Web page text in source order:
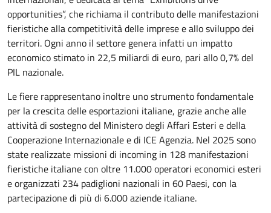
opportunities”, che richiama il contributo delle manifestazioni
fieristiche alla competitività delle imprese e allo sviluppo dei
territori. Ogni anno il settore genera infatti un impatto
economico stimato in 22,5 miliardi di euro, pari allo 0,7% del
PIL nazionale.
Le fiere rappresentano inoltre uno strumento fondamentale
per la crescita delle esportazioni italiane, grazie anche alle
attività di sostegno del Ministero degli Affari Esteri e della
Cooperazione Internazionale e di ICE Agenzia. Nel 2025 sono
state realizzate missioni di incoming in 128 manifestazioni
fieristiche italiane con oltre 11.000 operatori economici esteri
e organizzati 234 padiglioni nazionali in 60 Paesi, con la
partecipazione di più di 6.000 aziende italiane.